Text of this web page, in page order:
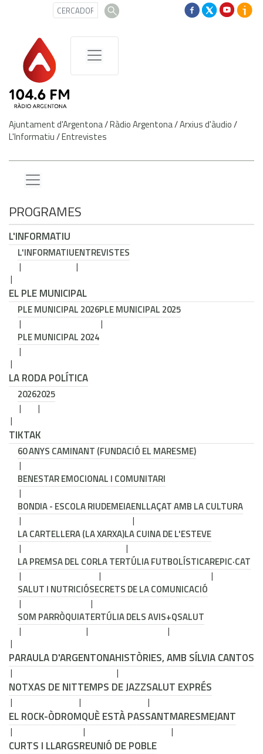
Ajuntament d'Argentona/Ràdio Argentona/Arxius d'àudio/
L'Informatiu/Entrevistes
PROGRAMES
L'INFORMATIU
L'INFORMATIUENTREVISTES
EL PLE MUNICIPAL
PLE MUNICIPAL 2026PLE MUNICIPAL 2025
PLE MUNICIPAL 2024
LA RODA POLÍTICA
20262025
TIKTAK
60 ANYS CAMINANT (FUNDACIÓ EL MARESME)
BENESTAR EMOCIONAL I COMUNITARI
BONDIA - ESCOLA RIUDEMEIAENLLAÇAT AMB LA CULTURA
LA CARTELLERA (LA XARXA)LA CUINA DE L'ESTEVE
LA PREMSA DEL CORLA TERTÚLIA FUTBOLÍSTICAREPIC·CAT
SALUT I NUTRICIÓSECRETS DE LA COMUNICACIÓ
SOM PARRÒQUIATERTÚLIA DELS AVIS+QSALUT
PARAULA D'ARGENTONAHISTÒRIES, AMB SÍLVIA CANTOS
NOTXAS DE NITTEMPS DE JAZZSALUT EXPRÉS
EL ROCK-ÒDROMQUÈ ESTÀ PASSANTMARESMEJANT
CURTS I LLARGSREUNIÓ DE POBLE